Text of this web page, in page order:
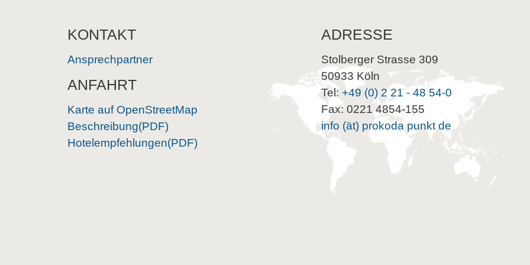
KONTAKT
Ansprechpartner
ANFAHRT
Karte auf OpenStreetMap
Beschreibung(PDF)
Hotelempfehlungen(PDF)
ADRESSE
Stolberger Strasse 309
50933 Köln
Tel: +49 (0) 2 21 - 48 54-0
Fax: 0221 4854-155
info (ät) prokoda punkt de